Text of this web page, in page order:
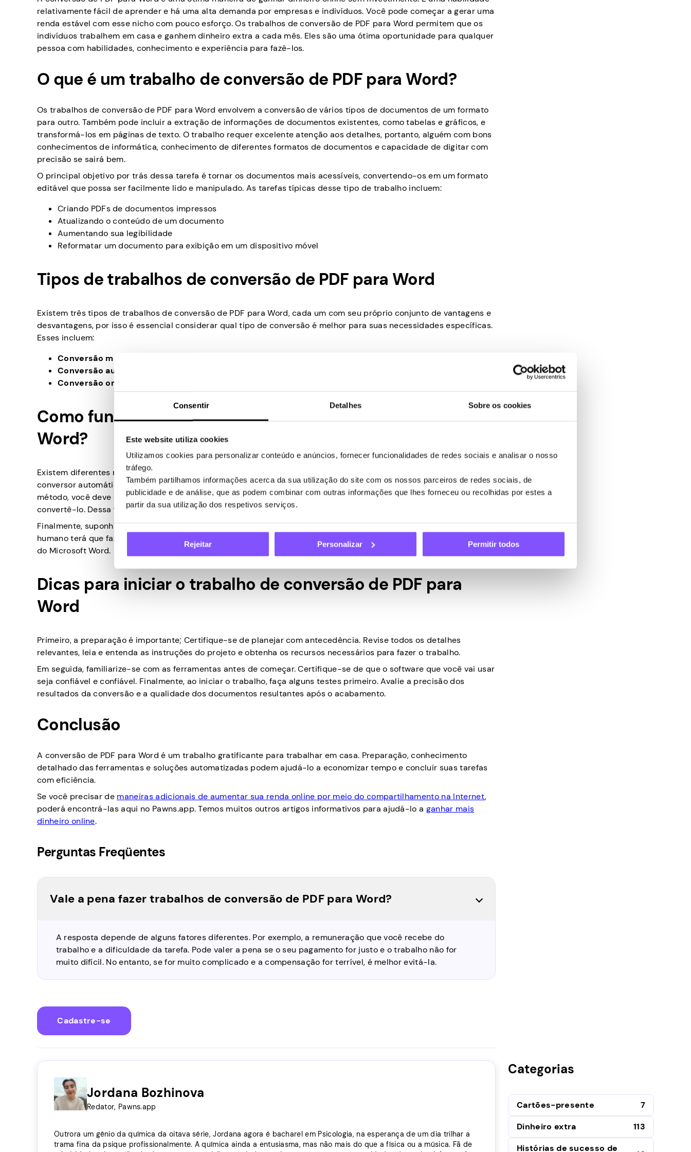
Consentir Detalhes Sobre os cookies
Este website utiliza cookies
Utilizamos cookies para personalizar conteúdo e anúncios, fornecer funcionalidades de redes sociais e analisar o nosso
tráfego.
Também partilhamos informações acerca da sua utilização do site com os nossos parceiros de redes sociais, de
publicidade e de análise, que as podem combinar com outras informações que lhes forneceu ou recolhidas por estes a
partir da sua utilização dos respetivos serviços.
Rejeitar Personalizar Permitir todos
relativamente fácil de aprender e há uma alta demanda por empresas e indivíduos. Você pode começar a gerar uma
renda estável com esse nicho com pouco esforço. Os trabalhos de conversão de PDF para Word permitem que os
indivíduos trabalhem em casa e ganhem dinheiro extra a cada mês. Eles são uma ótima oportunidade para qualquer
pessoa com habilidades, conhecimento e experiência para fazê-los.
O que é um trabalho de conversão de PDF para Word?
Os trabalhos de conversão de PDF para Word envolvem a conversão de vários tipos de documentos de um formato
para outro. Também pode incluir a extração de informações de documentos existentes, como tabelas e gráficos, e
transformá-los em páginas de texto. O trabalho requer excelente atenção aos detalhes, portanto, alguém com bons
conhecimentos de informática, conhecimento de diferentes formatos de documentos e capacidade de digitar com
precisão se sairá bem.
O principal objetivo por trás dessa tarefa é tornar os documentos mais acessíveis, convertendo-os em um formato
editável que possa ser facilmente lido e manipulado. As tarefas típicas desse tipo de trabalho incluem:
Criando PDFs de documentos impressos
Atualizando o conteúdo de um documento
Aumentando sua legibilidade
Reformatar um documento para exibição em um dispositivo móvel
Tipos de trabalhos de conversão de PDF para Word
Existem três tipos de trabalhos de conversão de PDF para Word, cada um com seu próprio conjunto de vantagens e
desvantagens, por isso é essencial considerar qual tipo de conversão é melhor para suas necessidades específicas.
Esses incluem:
Conversão manual:
Conversão automatizada:
Conversão online:
Como funcionam os trabalhos de conversão de PDF para
Word?
Existem diferentes maneiras de converter PDFs em documentos do Word. A prática mais comum é usar um
conversor automático projetado especificamente para a tarefa. Outro método é o conversor online. Para este
método, você deve começar enviando o PDF para um site e selecionando o formato de arquivo para o qual deseja
convertê-lo. Dessa forma, o site gerará um documento do Word para download.
Finalmente, suponha que as alternativas automatizadas e online não estejam à altura da tarefa. Nesse caso, um ser
humano terá que fazer a conversão manualmente, verificando o PDF e replicando seu conteúdo em um documento
do Microsoft Word.
Dicas para iniciar o trabalho de conversão de PDF para
Word
Primeiro, a preparação é importante; Certifique-se de planejar com antecedência. Revise todos os detalhes
relevantes, leia e entenda as instruções do projeto e obtenha os recursos necessários para fazer o trabalho.
Em seguida, familiarize-se com as ferramentas antes de começar. Certifique-se de que o software que você vai usar
seja confiável e confiável. Finalmente, ao iniciar o trabalho, faça alguns testes primeiro. Avalie a precisão dos
resultados da conversão e a qualidade dos documentos resultantes após o acabamento.
Conclusão
A conversão de PDF para Word é um trabalho gratificante para trabalhar em casa. Preparação, conhecimento
detalhado das ferramentas e soluções automatizadas podem ajudá-lo a economizar tempo e concluir suas tarefas
com eficiência.
Se você precisar de maneiras adicionais de aumentar sua renda online por meio do compartilhamento na Internet,
poderá encontrá-las aqui no Pawns.app. Temos muitos outros artigos informativos para ajudá-lo a ganhar mais
dinheiro online.
Perguntas Freqüentes
Vale a pena fazer trabalhos de conversão de PDF para Word?
A resposta depende de alguns fatores diferentes. Por exemplo, a remuneração que você recebe do
trabalho e a dificuldade da tarefa. Pode valer a pena se o seu pagamento for justo e o trabalho não for
muito difícil. No entanto, se for muito complicado e a compensação for terrível, é melhor evitá-la.
Cadastre-se
Jordana Bozhinova
Redator, Pawns.app
Outrora um gênio da química da oitava série, Jordana agora é bacharel em Psicologia, na esperança de um dia trilhar a
trama fina da psique profissionalmente. A química ainda a entusiasma, mas não mais do que a física ou a música. Fã de
Categorias
Cartões-presente
7
Dinheiro extra
113
Histórias de sucesso de